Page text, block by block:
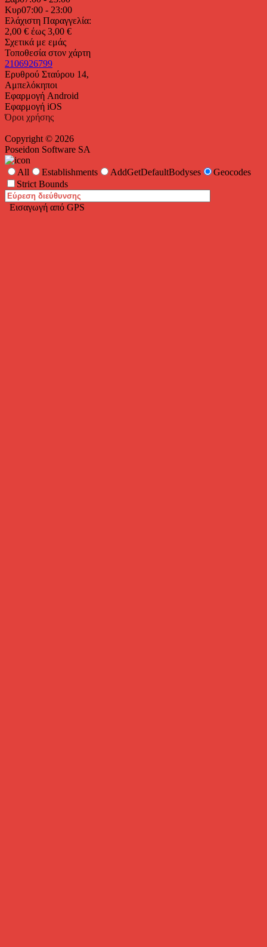
Κυρ07:00 - 23:00
Ελάχιστη Παραγγελία:
2,00 € έως 3,00 €
Σχετικά με εμάς
Τοποθεσία στον χάρτη
2106926799
Ερυθρού Σταύρου 14,
Αμπελόκηποι
Εφαρμογή Android
Εφαρμογή iOS
Όροι χρήσης
Copyright © 2026
Poseidon Software SA
All Establishments AddGetDefaultBodyses
Geocodes
Strict Bounds
Εισαγωγή από GPS